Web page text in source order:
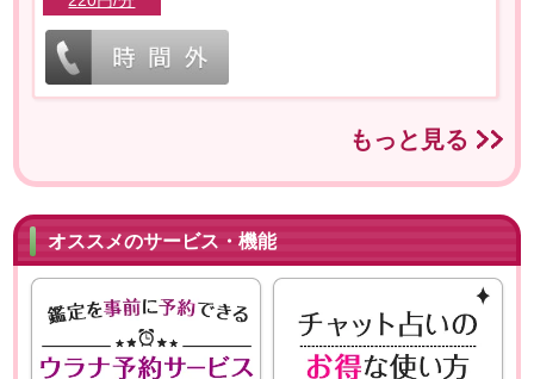
もっと見る
オススメのサービス・機能